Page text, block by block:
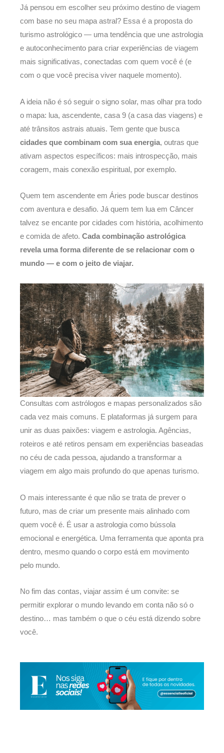
Já pensou em escolher seu próximo destino de viagem
com base no seu mapa astral? Essa é a proposta do
turismo astrológico — uma tendência que une astrologia
e autoconhecimento para criar experiências de viagem
mais significativas, conectadas com quem você é (e
com o que você precisa viver naquele momento).
A ideia não é só seguir o signo solar, mas olhar pra todo
o mapa: lua, ascendente, casa 9 (a casa das viagens) e
até trânsitos astrais atuais. Tem gente que busca
cidades que combinam com sua energia, outras que
ativam aspectos específicos: mais introspecção, mais
coragem, mais conexão espiritual, por exemplo.
Quem tem ascendente em Áries pode buscar destinos
com aventura e desafio. Já quem tem lua em Câncer
talvez se encante por cidades com história, acolhimento
e comida de afeto. Cada combinação astrológica
revela uma forma diferente de se relacionar com o
mundo — e com o jeito de viajar.
Consultas com astrólogos e mapas personalizados são
cada vez mais comuns. E plataformas já surgem para
unir as duas paixões: viagem e astrologia. Agências,
roteiros e até retiros pensam em experiências baseadas
no céu de cada pessoa, ajudando a transformar a
viagem em algo mais profundo do que apenas turismo.
O mais interessante é que não se trata de prever o
futuro, mas de criar um presente mais alinhado com
quem você é. É usar a astrologia como bússola
emocional e energética. Uma ferramenta que aponta pra
dentro, mesmo quando o corpo está em movimento
pelo mundo.
No fim das contas, viajar assim é um convite: se
permitir explorar o mundo levando em conta não só o
destino… mas também o que o céu está dizendo sobre
você.